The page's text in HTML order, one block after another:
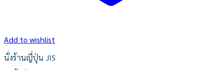
Add to wishlist
นั่งร้านญี่ปุ่น JIS